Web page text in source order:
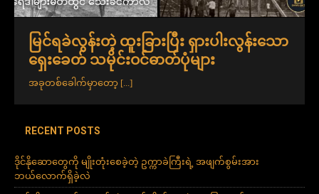
မြင်ရခဲလွန်းတဲ့ ထူးခြားပြီး ရှားပါးလွန်းသော
ရှေးခေတ် သမိုင်းဝင်ဓာတ်ပုံများ
အခုတစ်ခေါက်မှာတော့ [...]
RECENT POSTS
ဒိုင်နိုဆောတွေကို မျိုးတုံးစေခဲ့တဲ့ ဥက္ကာခဲကြီးရဲ့ အဖျက်စွမ်းအား
ဘယ်လောက်ရှိခဲ့လဲ